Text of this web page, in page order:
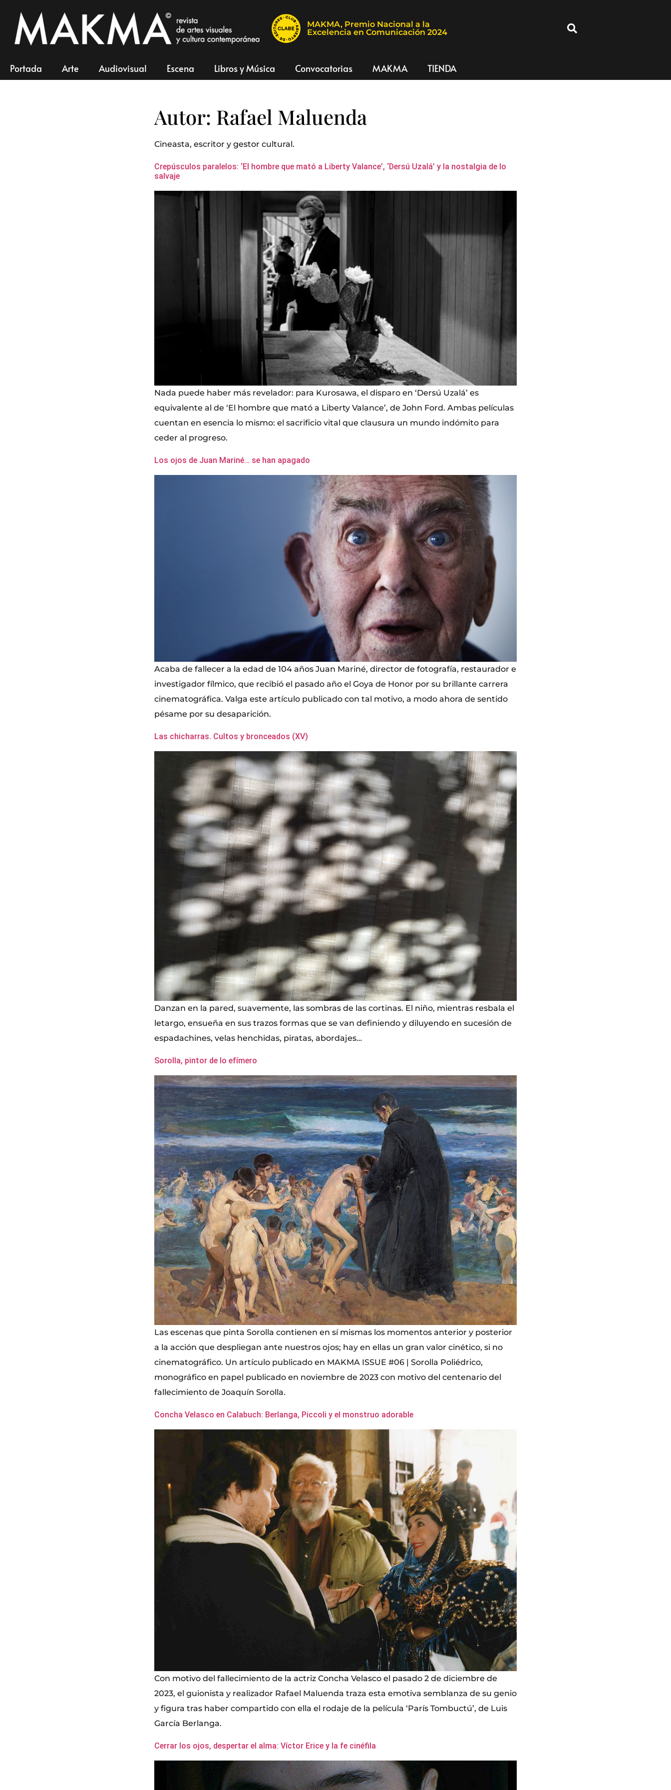
MAKMA, Premio Nacional a la
Excelencia en Comunicación 2024
Portada Arte Audiovisual Escena Libros y Música Convocatorias MAKMA TIENDA
Autor: Rafael Maluenda
Cineasta, escritor y gestor cultural.
Crepúsculos paralelos: ‘El hombre que mató a Liberty Valance’, ‘Dersú Uzalá’ y la nostalgia de lo
salvaje
Nada puede haber más revelador: para Kurosawa, el disparo en ‘Dersú Uzalá’ es
equivalente al de ‘El hombre que mató a Liberty Valance’, de John Ford. Ambas películas
cuentan en esencia lo mismo: el sacrificio vital que clausura un mundo indómito para
ceder al progreso.
Los ojos de Juan Mariné… se han apagado
Acaba de fallecer a la edad de 104 años Juan Mariné, director de fotografía, restaurador e
investigador fílmico, que recibió el pasado año el Goya de Honor por su brillante carrera
cinematográfica. Valga este artículo publicado con tal motivo, a modo ahora de sentido
pésame por su desaparición.
Las chicharras. Cultos y bronceados (XV)
Danzan en la pared, suavemente, las sombras de las cortinas. El niño, mientras resbala el
letargo, ensueña en sus trazos formas que se van definiendo y diluyendo en sucesión de
espadachines, velas henchidas, piratas, abordajes…
Sorolla, pintor de lo efímero
Las escenas que pinta Sorolla contienen en sí mismas los momentos anterior y posterior
a la acción que despliegan ante nuestros ojos; hay en ellas un gran valor cinético, si no
cinematográfico. Un artículo publicado en MAKMA ISSUE #06 | Sorolla Poliédrico,
monográfico en papel publicado en noviembre de 2023 con motivo del centenario del
fallecimiento de Joaquín Sorolla.
Concha Velasco en Calabuch: Berlanga, Piccoli y el monstruo adorable
Con motivo del fallecimiento de la actriz Concha Velasco el pasado 2 de diciembre de
2023, el guionista y realizador Rafael Maluenda traza esta emotiva semblanza de su genio
y figura tras haber compartido con ella el rodaje de la película ‘París Tombuctú’, de Luis
García Berlanga.
Cerrar los ojos, despertar el alma: Víctor Erice y la fe cinéfila